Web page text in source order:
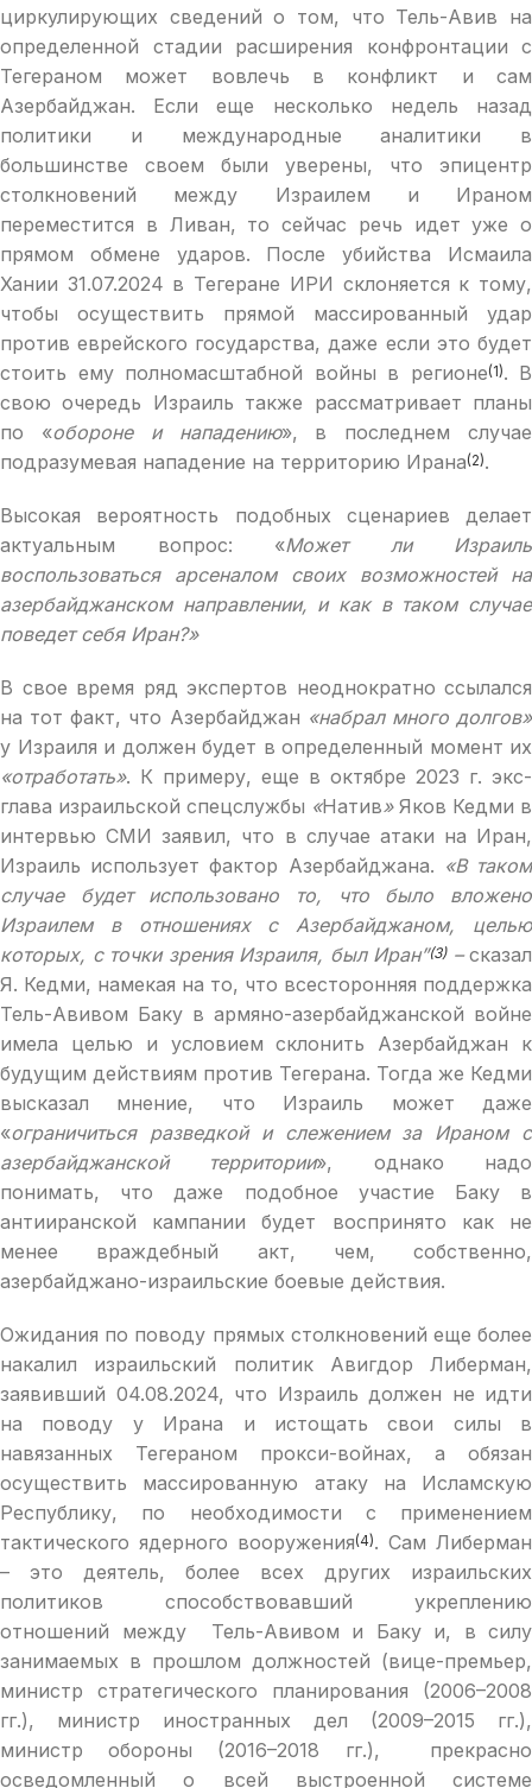
циркулирующих сведений о том, что Тель-Авив на
определенной стадии расширения конфронтации с
Тегераном может вовлечь в конфликт и сам
Азербайджан. Если еще несколько недель назад
политики и международные аналитики в
большинстве своем были уверены, что эпицентр
столкновений между Израилем и Ираном
переместится в Ливан, то сейчас речь идет уже о
прямом обмене ударов. После убийства Исмаила
Хании 31.07.2024 в Тегеране ИРИ склоняется к тому,
чтобы осуществить прямой массированный удар
против еврейского государства, даже если это будет
стоить ему полномасштабной войны в регионе(1). В
свою очередь Израиль также рассматривает планы
по «обороне и нападению», в последнем случае
подразумевая нападение на территорию Ирана(2).
Высокая вероятность подобных сценариев делает
актуальным вопрос: «Может ли Израиль
воспользоваться арсеналом своих возможностей на
азербайджанском направлении, и как в таком случае
поведет себя Иран?»
В свое время ряд экспертов неоднократно ссылался
на тот факт, что Азербайджан «набрал много долгов»
у Израиля и должен будет в определенный момент их
«отработать». К примеру, еще в октябре 2023 г. экс-
глава израильской спецслужбы «Натив»Яков Кедми в
интервью СМИ заявил, что в случае атаки на Иран,
Израиль использует фактор Азербайджана. «В таком
случае будет использовано то, что было вложено
Израилем в отношениях с Азербайджаном, целью
которых, с точки зрения Израиля, был Иран”(3)–сказал
Я. Кедми, намекая на то, что всесторонняя поддержка
Тель-Авивом Баку в армяно-азербайджанской войне
имела целью и условием склонить Азербайджан к
будущим действиям против Тегерана. Тогда же Кедми
высказал мнение, что Израиль может даже
«ограничиться разведкой и слежением за Ираном с
азербайджанской территории», однако надо
понимать, что даже подобное участие Баку в
антииранской кампании будет воспринято как не
менее враждебный акт, чем, собственно,
азербайджано-израильские боевые действия.
Ожидания по поводу прямых столкновений еще более
накалил израильский политик Авигдор Либерман,
заявивший 04.08.2024, что Израиль должен не идти
на поводу у Ирана и истощать свои силы в
навязанных Тегераном прокси-войнах, а обязан
осуществить массированную атаку на Исламскую
Республику, по необходимости с применением
тактического ядерного вооружения(4). Сам Либерман
– это деятель, более всех других израильских
политиков способствовавший укреплению
отношений между Тель-Авивом и Баку и, в силу
занимаемых в прошлом должностей (вице-премьер,
министр стратегического планирования (2006–2008
гг.), министр иностранных дел (2009–2015 гг.),
министр обороны (2016–2018 гг.), прекрасно
осведомленный о всей выстроенной системе